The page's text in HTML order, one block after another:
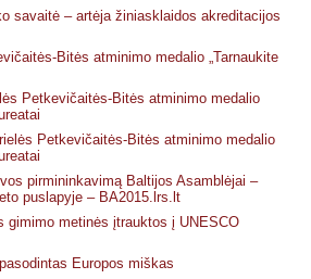
savaitė – artėja žiniasklaidos akreditacijos
Bitės atminimo medalio „Tarnaukite
Petkevičaitės-Bitės atminimo medalio
Petkevičaitės-Bitės atminimo medalio
pirmininkavimą Baltijos Asamblėjai –
puslapyje – BA2015.lrs.lt
gimimo metinės įtrauktos į UNESCO
Europos miškas